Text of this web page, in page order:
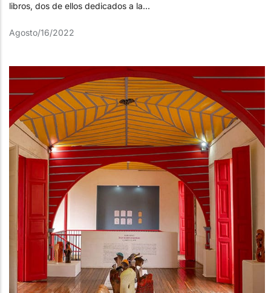
libros, dos de ellos dedicados a la...
Agosto/16/2022